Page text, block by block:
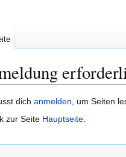
dich anmelden, um Seiten
zur Seite Hauptseite.